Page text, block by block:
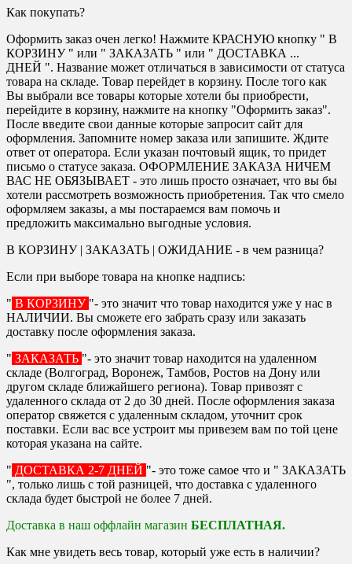
Как покупать?
Оформить заказ очен легко! Нажмите КРАСНУЮ кнопку " В
КОРЗИНУ " или " ЗАКАЗАТЬ " или " ДОСТАВКА ...
ДНЕЙ ". Название может отличаться в зависимости от статуса
товара на складе. Товар перейдет в корзину. После того как
Вы выбрали все товары которые хотели бы приобрести,
перейдите в корзину, нажмите на кнопку "Оформить заказ".
После введите свои данные которые запросит сайт для
оформления. Запомните номер заказа или запишите. Ждите
ответ от оператора. Если указан почтовый ящик, то придет
письмо о статусе заказа. ОФОРМЛЕНИЕ ЗАКАЗА НИЧЕМ
ВАС НЕ ОБЯЗЫВАЕТ - это лишь просто означает, что вы бы
хотели рассмотреть возможность приобретения. Так что смело
оформляем заказы, а мы постараемся вам помочь и
предложить максимально выгодные условия.
В КОРЗИНУ | ЗАКАЗАТЬ | ОЖИДАНИЕ - в чем разница?
Если при выборе товара на кнопке надпись:
" В КОРЗИНУ "- это значит что товар находится уже у нас в
НАЛИЧИИ. Вы сможете его забрать сразу или заказать
доставку после оформления заказа.
" ЗАКАЗАТЬ "- это значит товар находится на удаленном
складе (Волгоград, Воронеж, Тамбов, Ростов на Дону или
другом складе ближайшего региона). Товар привозят с
удаленного склада от 2 до 30 дней. После оформления заказа
оператор свяжется с удаленным складом, уточнит срок
поставки. Если вас все устроит мы привезем вам по той цене
которая указана на сайте.
" ДОСТАВКА 2-7 ДНЕЙ "- это тоже самое что и " ЗАКАЗАТЬ
", только лишь с той разницей, что доставка с удаленного
склада будет быстрой не более 7 дней.
Доставка в наш оффлайн магазин БЕСПЛАТНАЯ.
Как мне увидеть весь товар, который уже есть в наличии?